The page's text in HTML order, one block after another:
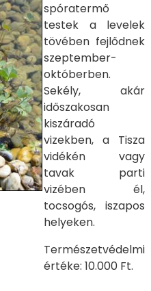
spóratermő
testek a levelek
tövében fejlődnek
szeptember-
októberben.
Sekély, akár
időszakosan
kiszáradó
vizekben, a Tisza
vidékén vagy
tavak parti
vizében él,
tocsogós, iszapos
helyeken.
Természetvédelmi
értéke: 10.000 Ft.